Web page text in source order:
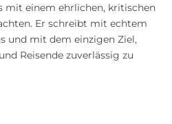
mit einem ehrlichen, kritischen
Er schreibt mit echtem
und mit dem einzigen Ziel,
Reisende zuverlässig zu